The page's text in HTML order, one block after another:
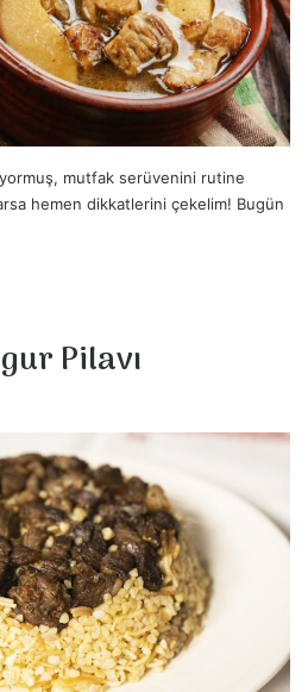
mutfak serüvenini rutine
hemen dikkatlerini çekelim! Bugün
Pilavı